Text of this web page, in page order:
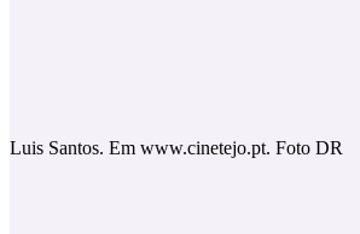
Luis Santos. Em www.cinetejo.pt. Foto DR